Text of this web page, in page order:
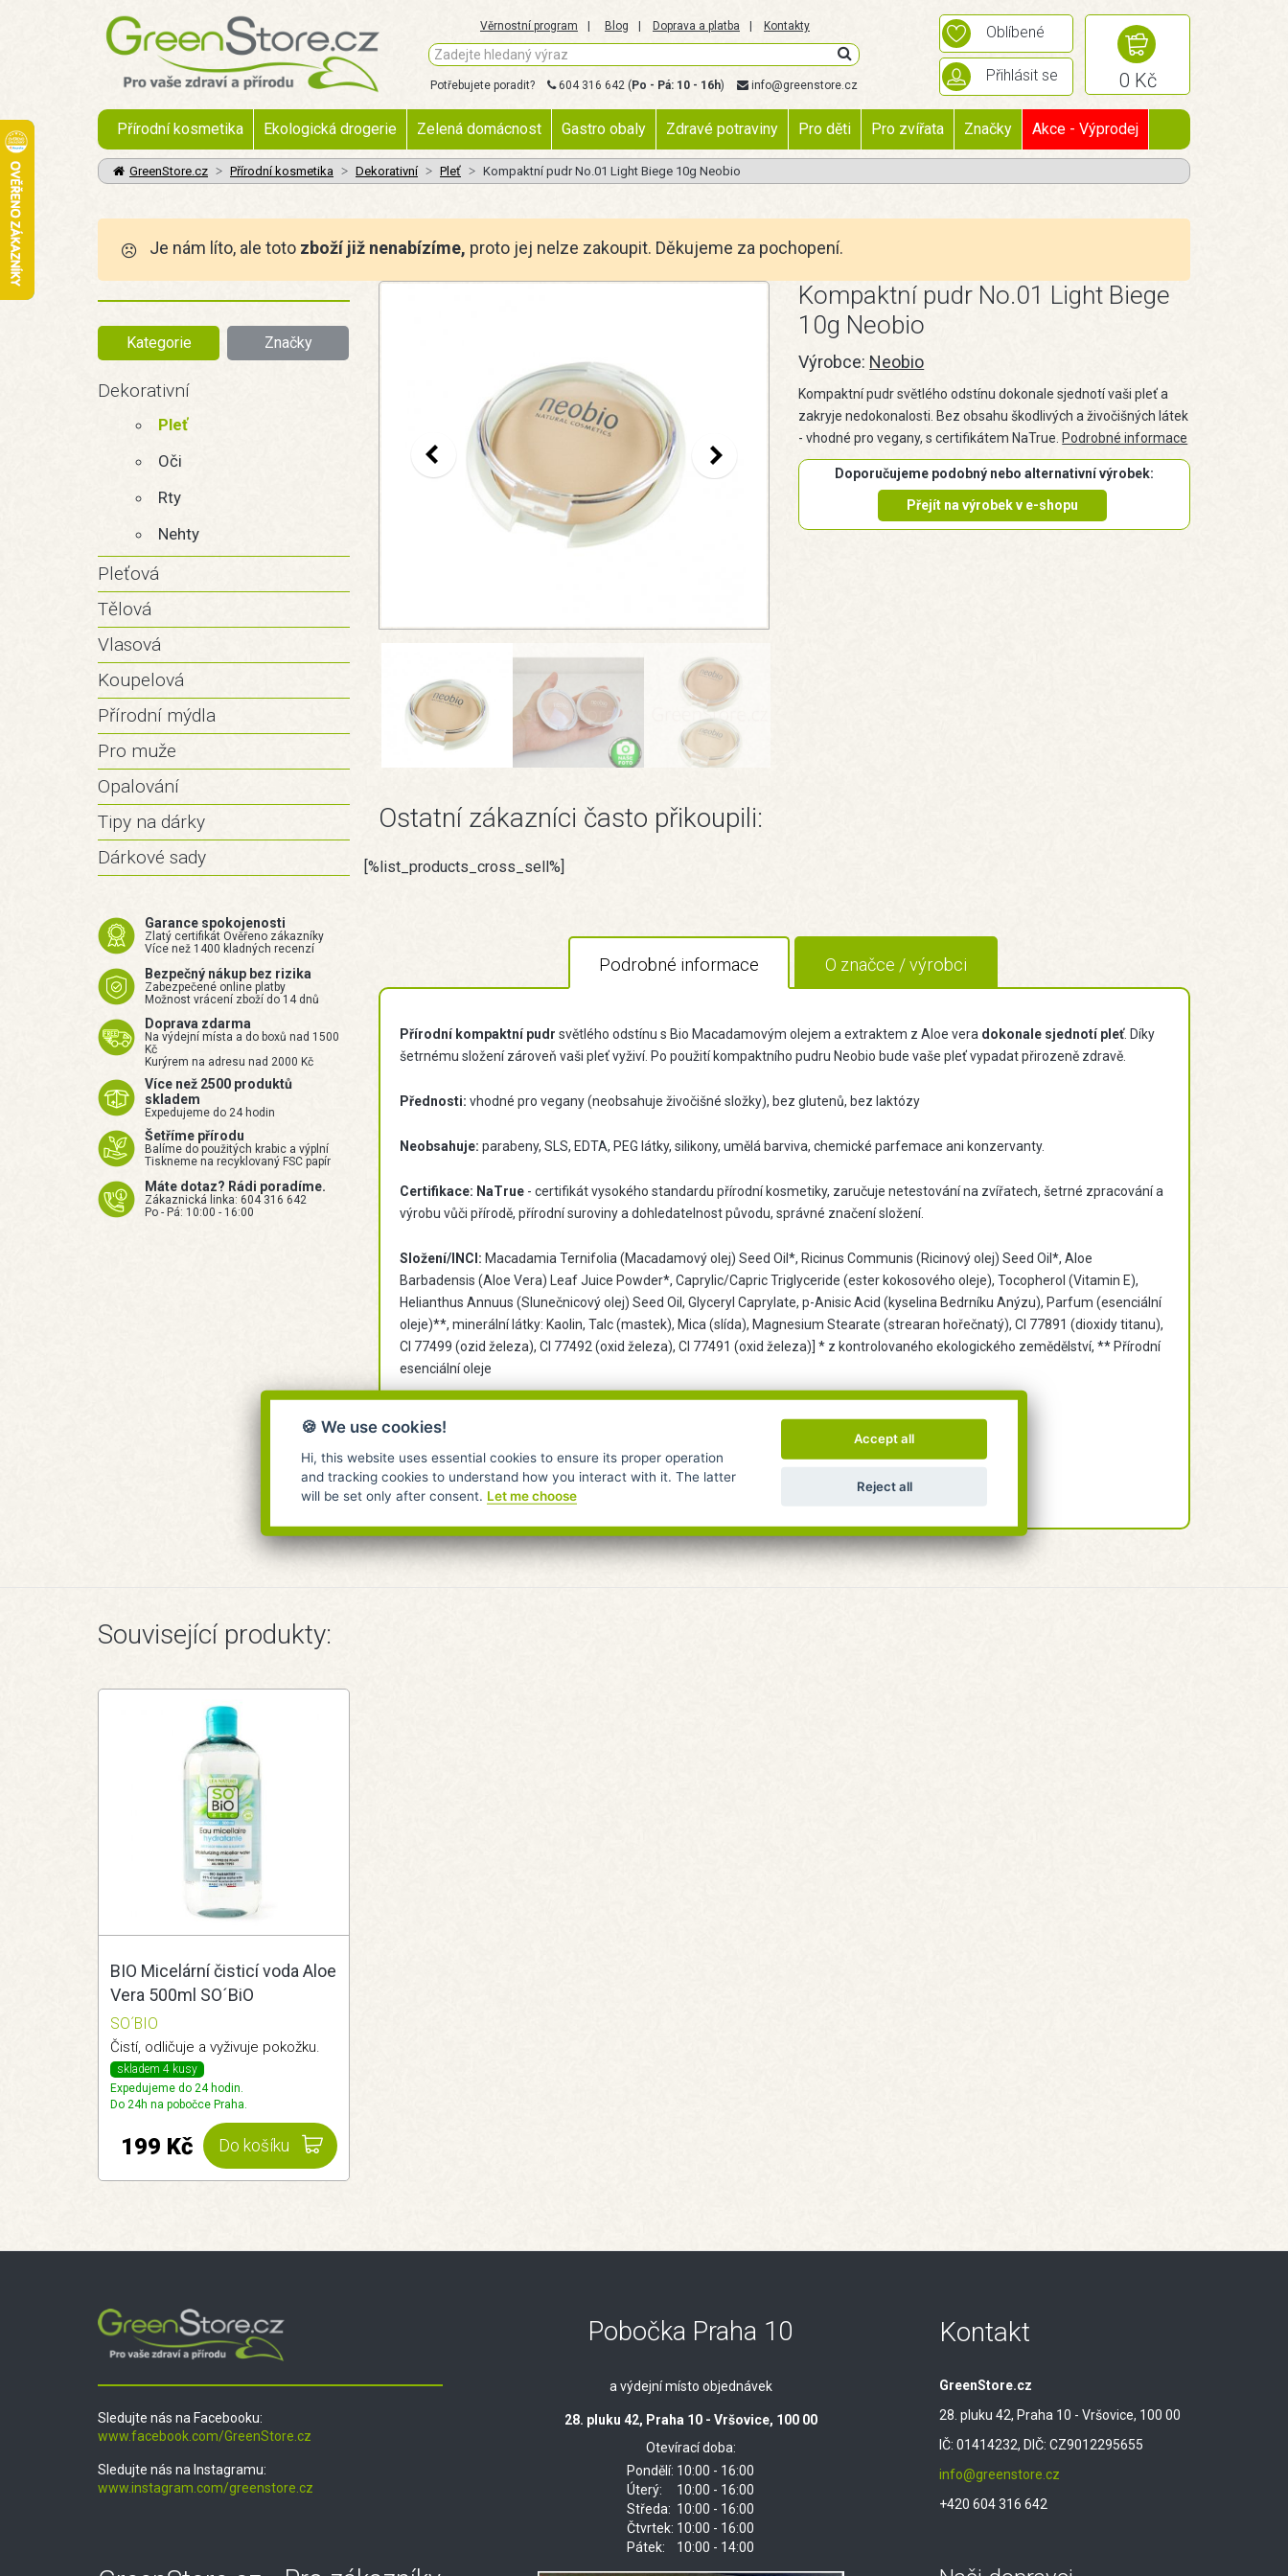
Věrnostní program Blog Doprava a platba Kontakty
Potřebujete poradit? 604 316 642 ( Po - Pá: 10 - 16h) info@greenstore.cz
Oblíbené
Přihlásit se 0 Kč
Přírodní kosmetika Ekologická drogerie Zelená domácnost Gastro obaly Zdravé potraviny Pro děti Pro zvířata Značky Akce - Výprodej
GreenStore.cz Přírodní kosmetika Dekorativní Pleť Kompaktní pudr No.01 Light Biege 10g Neobio
Je nám líto, ale toto zboží již nenabízíme, proto jej nelze zakoupit. Děkujeme za pochopení.
Kategorie Značky
Dekorativní
Pleť
Oči
Rty
Nehty
Pleťová
Tělová
Vlasová
Koupelová
Přírodní mýdla
Pro muže
Opalování
Tipy na dárky
Dárkové sady
Garance spokojenosti
Zlatý certifikát Ověřeno zákazníky
Více než 1400 kladných recenzí
Bezpečný nákup bez rizika
Zabezpečené online platby
Možnost vrácení zboží do 14 dnů
Doprava zdarma
Na výdejní místa a do boxů nad 1500
Kč
Kurýrem na adresu nad 2000 Kč
Více než 2500 produktů
skladem
Expedujeme do 24 hodin
Šetříme přírodu
Balíme do použitých krabic a výplní
Tiskneme na recyklovaný FSC papír
Máte dotaz? Rádi poradíme.
Zákaznická linka: 604 316 642
Po - Pá: 10:00 - 16:00
Kompaktní pudr No.01 Light Biege
10g Neobio
Výrobce: Neobio
Kompaktní pudr světlého odstínu dokonale sjednotí vaši pleť a
zakryje nedokonalosti. Bez obsahu škodlivých a živočišných látek
- vhodné pro vegany, s certifikátem NaTrue. Podrobné informace
Doporučujeme podobný nebo alternativní výrobek:
Přejít na výrobek v e-shopu
Ostatní zákazníci často přikoupili:
[%list_products_cross_sell%]
Podrobné informace O značce / výrobci
Přírodní kompaktní pudr světlého odstínu s Bio Macadamovým olejem a extraktem z Aloe vera dokonale sjednotí pleť. Díky
šetrnému složení zároveň vaši pleť vyživí. Po použití kompaktního pudru Neobio bude vaše pleť vypadat přirozeně zdravě.
Přednosti: vhodné pro vegany (neobsahuje živočišné složky), bez glutenů, bez laktózy
Neobsahuje: parabeny, SLS, EDTA, PEG látky, silikony, umělá barviva, chemické parfemace ani konzervanty.
Certifikace: NaTrue- certifikát vysokého standardu přírodní kosmetiky, zaručuje netestování na zvířatech, šetrné zpracování a
výrobu vůči přírodě, přírodní suroviny a dohledatelnost původu, správné značení složení.
Složení/INCI: Macadamia Ternifolia (Macadamový olej) Seed Oil*, Ricinus Communis (Ricinový olej) Seed Oil*, Aloe
Barbadensis (Aloe Vera) Leaf Juice Powder*, Caprylic/Capric Triglyceride (ester kokosového oleje), Tocopherol (Vitamin E),
Helianthus Annuus (Slunečnicový olej) Seed Oil, Glyceryl Caprylate, p-Anisic Acid (kyselina Bedrníku Anýzu), Parfum (esenciální
oleje)**, minerální látky: Kaolin, Talc (mastek), Mica (slída), Magnesium Stearate (strearan hořečnatý), CI 77891 (dioxidy titanu),
CI 77499 (ozid železa), CI 77492 (oxid železa), CI 77491 (oxid železa)] * z kontrolovaného ekologického zemědělství, ** Přírodní
esenciální oleje
Vyrobeno v Německu.
Související produkty:
BIO Micelární čisticí voda Aloe
Vera 500ml SO´BiO
SO´BIO
Čistí, odličuje a vyživuje pokožku.
skladem 4 kusy
Expedujeme do 24 hodin.
Do 24h na pobočce Praha.
Do košíku
199 Kč
Sledujte nás na Facebooku:
www.facebook.com/GreenStore.cz
Sledujte nás na Instagramu:
www.instagram.com/greenstore.cz
Pobočka Praha 10
a výdejní místo objednávek
28. pluku 42, Praha 10 - Vršovice, 100 00
Otevírací doba:
Pondělí: 10:00 - 16:00
Úterý:
10:00 - 16:00
Středa: 10:00 - 16:00
Čtvrtek: 10:00 - 16:00
Pátek:
10:00 - 14:00
Kontakt
GreenStore.cz
28. pluku 42, Praha 10 - Vršovice, 100 00
IČ: 01414232, DIČ: CZ9012295655
info@greenstore.cz
+420 604 316 642
🍪 We use cookies!
Hi, this website uses essential cookies to ensure its proper operation
and tracking cookies to understand how you interact with it. The latter
will be set only after consent. Let me choose
Accept all
Reject all